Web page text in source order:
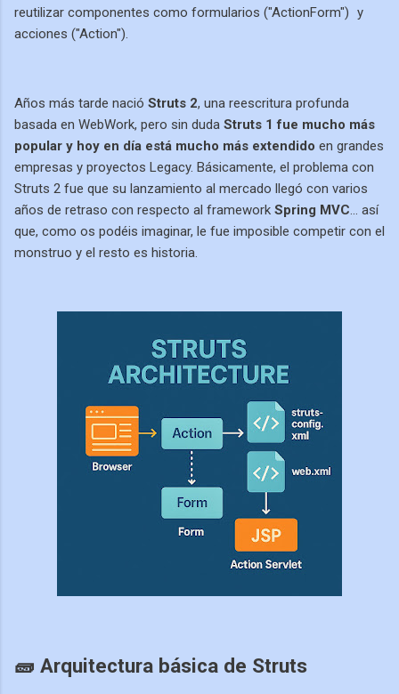
reutilizar componentes como formularios ("ActionForm") y
acciones ("Action").
Años más tarde nació Struts 2, una reescritura profunda
basada en WebWork, pero sin duda Struts 1 fue mucho más
popular y hoy en día está mucho más extendido en grandes
empresas y proyectos Legacy. Básicamente, el problema con
Struts 2 fue que su lanzamiento al mercado llegó con varios
años de retraso con respecto al framework Spring MVC... así
que, como os podéis imaginar, le fue imposible competir con el
monstruo y el resto es historia.
🧱 Arquitectura básica de Struts